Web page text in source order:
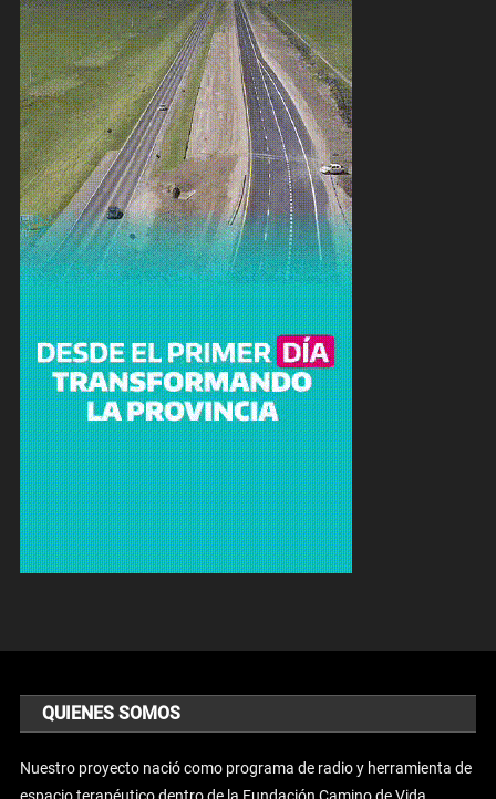
QUIENES SOMOS
Nuestro proyecto nació como programa de radio y herramienta de